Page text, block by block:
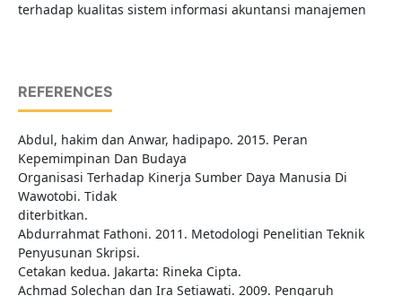
terhadap kualitas sistem informasi akuntansi manajemen
REFERENCES
Abdul, hakim dan Anwar, hadipapo. 2015. Peran
Kepemimpinan Dan Budaya
Organisasi Terhadap Kinerja Sumber Daya Manusia Di
Wawotobi. Tidak
diterbitkan.
Abdurrahmat Fathoni. 2011. Metodologi Penelitian Teknik
Penyusunan Skripsi.
Cetakan kedua. Jakarta: Rineka Cipta.
Achmad Solechan dan Ira Setiawati. 2009. Pengaruh